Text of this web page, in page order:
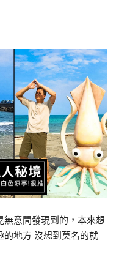
無意間發現到的，本來想
的地方 沒想到莫名的就